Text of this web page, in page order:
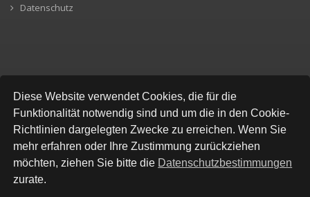
Diese Website verwendet Cookies, die für die
Funktionalität notwendig sind und um die in den Cookie-
Richtlinien dargelegten Zwecke zu erreichen. Wenn Sie
mehr erfahren oder Ihre Zustimmung zurückziehen
möchten, ziehen Sie bitte die Datenschutzbestimmungen
zurate.
Datenschutz
SICHERE BEZAHLUNG